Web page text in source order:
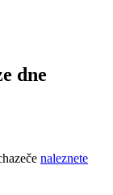
dne
naleznete